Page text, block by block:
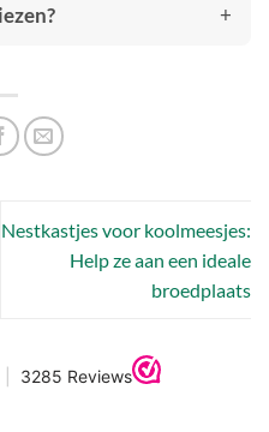
Nestkastjes voor koolmeesjes:
Help ze aan een ideale
broedplaats